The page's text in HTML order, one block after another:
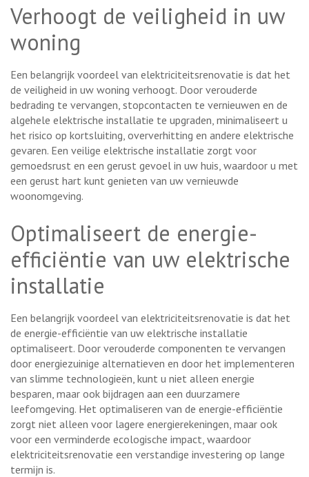
Verhoogt de veiligheid in uw
woning
Een belangrijk voordeel van elektriciteitsrenovatie is dat het
de veiligheid in uw woning verhoogt. Door verouderde
bedrading te vervangen, stopcontacten te vernieuwen en de
algehele elektrische installatie te upgraden, minimaliseert u
het risico op kortsluiting, oververhitting en andere elektrische
gevaren. Een veilige elektrische installatie zorgt voor
gemoedsrust en een gerust gevoel in uw huis, waardoor u met
een gerust hart kunt genieten van uw vernieuwde
woonomgeving.
Optimaliseert de energie-
efficiëntie van uw elektrische
installatie
Een belangrijk voordeel van elektriciteitsrenovatie is dat het
de energie-efficiëntie van uw elektrische installatie
optimaliseert. Door verouderde componenten te vervangen
door energiezuinige alternatieven en door het implementeren
van slimme technologieën, kunt u niet alleen energie
besparen, maar ook bijdragen aan een duurzamere
leefomgeving. Het optimaliseren van de energie-efficiëntie
zorgt niet alleen voor lagere energierekeningen, maar ook
voor een verminderde ecologische impact, waardoor
elektriciteitsrenovatie een verstandige investering op lange
termijn is.